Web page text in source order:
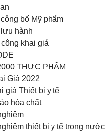
bố Mỹ phẩm
hành
khai giá
THỰC PHẨM
Giá 2022
giá Thiết bị y tế
hóa chất
thiết bị y tế trong nước